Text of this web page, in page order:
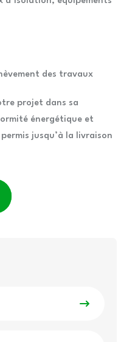
des travaux
projet dans sa
énergétique et
jusqu’à la livraison